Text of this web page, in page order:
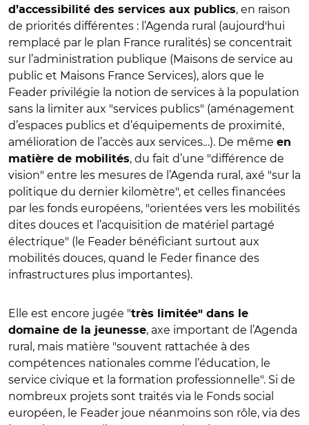
d’accessibilité des services aux publics, en raison
de priorités différentes : l’Agenda rural (aujourd'hui
remplacé par le plan France ruralités) se concentrait
sur l’administration publique (Maisons de service au
public et Maisons France Services), alors que le
Feader privilégie la notion de services à la population
sans la limiter aux "services publics" (aménagement
d’espaces publics et d’équipements de proximité,
amélioration de l’accès aux services…). De même en
matière de mobilités, du fait d’une "différence de
vision" entre les mesures de l’Agenda rural, axé "sur la
politique du dernier kilomètre", et celles financées
par les fonds européens, "orientées vers les mobilités
dites douces et l’acquisition de matériel partagé
électrique" (le Feader bénéficiant surtout aux
mobilités douces, quand le Feder finance des
infrastructures plus importantes).
Elle est encore jugée "très limitée" dans le
domaine de la jeunesse, axe important de l’Agenda
rural, mais matière "souvent rattachée à des
compétences nationales comme l’éducation, le
service civique et la formation professionnelle". Si de
nombreux projets sont traités via le Fonds social
européen, le Feader joue néanmoins son rôle, via des